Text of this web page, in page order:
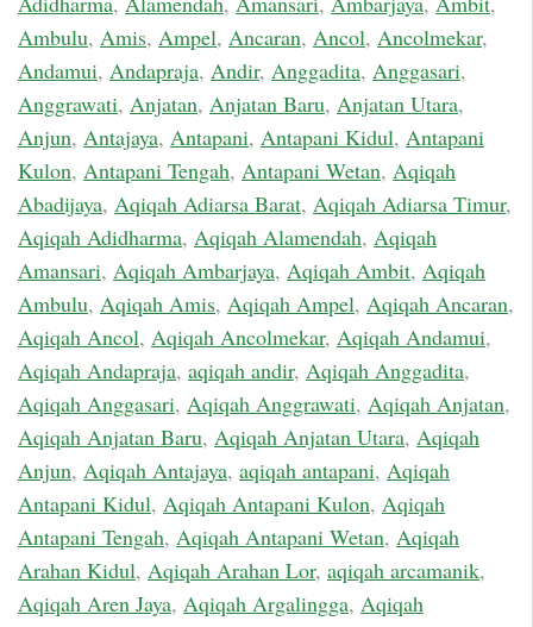
Ambulu, Amis, Ampel, Ancaran, Ancol, Ancolmekar,
Andamui, Andapraja, Andir, Anggadita, Anggasari,
Anggrawati, Anjatan, Anjatan Baru, Anjatan Utara,
Anjun, Antajaya, Antapani, Antapani Kidul, Antapani
Kulon, Antapani Tengah, Antapani Wetan, Aqiqah
Abadijaya, Aqiqah Adiarsa Barat, Aqiqah Adiarsa Timur,
Aqiqah Adidharma, Aqiqah Alamendah, Aqiqah
Amansari, Aqiqah Ambarjaya, Aqiqah Ambit, Aqiqah
Ambulu, Aqiqah Amis, Aqiqah Ampel, Aqiqah Ancaran,
Aqiqah Ancol, Aqiqah Ancolmekar, Aqiqah Andamui,
Aqiqah Andapraja, aqiqah andir, Aqiqah Anggadita,
Aqiqah Anggasari, Aqiqah Anggrawati, Aqiqah Anjatan,
Aqiqah Anjatan Baru, Aqiqah Anjatan Utara, Aqiqah
Anjun, Aqiqah Antajaya, aqiqah antapani, Aqiqah
Antapani Kidul, Aqiqah Antapani Kulon, Aqiqah
Antapani Tengah, Aqiqah Antapani Wetan, Aqiqah
Arahan Kidul, Aqiqah Arahan Lor, aqiqah arcamanik,
Aqiqah Aren Jaya, Aqiqah Argalingga, Aqiqah